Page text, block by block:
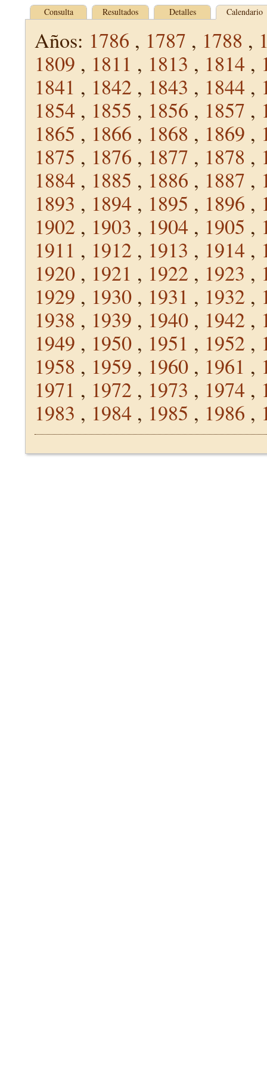
Consulta Resultados Detalles Calendario
Años: 1786 , 1787 , 1788 ,
1809 , 1811 , 1813 , 1814 ,
1841 , 1842 , 1843 , 1844 ,
1854 , 1855 , 1856 , 1857 ,
1865 , 1866 , 1868 , 1869 ,
1875 , 1876 , 1877 , 1878 ,
1884 , 1885 , 1886 , 1887 ,
1893 , 1894 , 1895 , 1896 ,
1902 , 1903 , 1904 , 1905 ,
1911 , 1912 , 1913 , 1914 ,
1920 , 1921 , 1922 , 1923 ,
1929 , 1930 , 1931 , 1932 ,
1938 , 1939 , 1940 , 1942 ,
1949 , 1950 , 1951 , 1952 ,
1958 , 1959 , 1960 , 1961 ,
1971 , 1972 , 1973 , 1974 ,
1983 , 1984 , 1985 , 1986 ,